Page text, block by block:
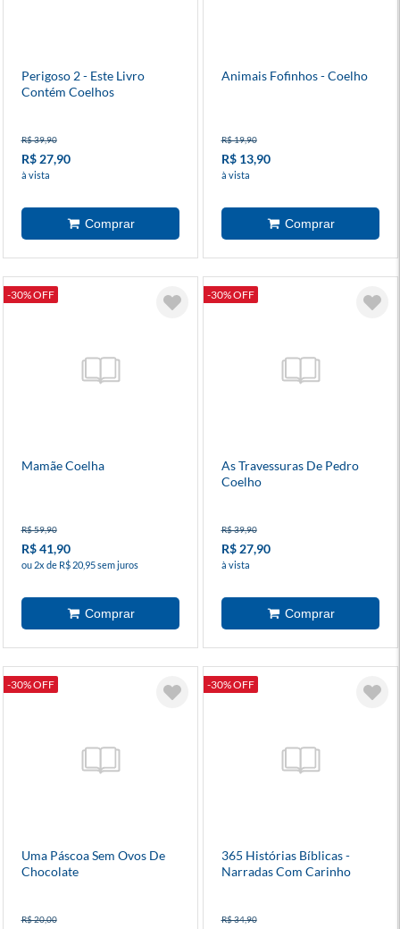
Perigoso 2 - Este Livro
Contém Coelhos
R$ 39,90
R$ 27,90
à vista
Animais Fofinhos - Coelho
R$ 19,90
R$ 13,90
à vista
-30% OFF
Mamãe Coelha
R$ 59,90
R$ 41,90
ou 2x de R$ 20,95 sem juros
-30% OFF
As Travessuras De Pedro
Coelho
R$ 39,90
R$ 27,90
à vista
-30% OFF
Uma Páscoa Sem Ovos De
Chocolate
R$ 20,00
-30% OFF
365 Histórias Bíblicas -
Narradas Com Carinho
R$ 34,90